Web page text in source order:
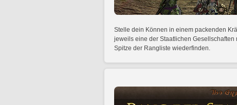
Stelle dein Können in einem packenden
jeweils eine der Staatlichen
Spitze der Rangliste wiederfinden.